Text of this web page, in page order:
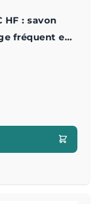
HF : savon
fréquent en
le produit